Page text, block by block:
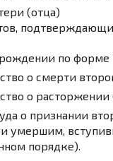
(отца)
по
о смерти
о расторжении
о признании
умершим,
порядке).